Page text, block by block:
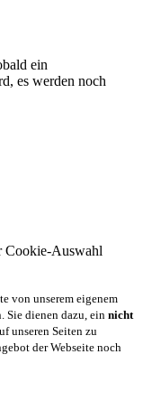
ein
es werden noch
Cookie-Auswahl
von unserem eigenem
Sie dienen dazu, ein nicht
unseren Seiten zu
der Webseite noch